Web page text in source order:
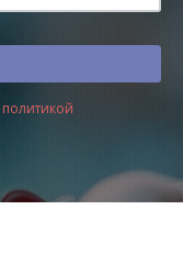
политикой